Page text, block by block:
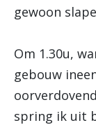
gewoon
Om 1.30u,
gebouw
spring ik uit